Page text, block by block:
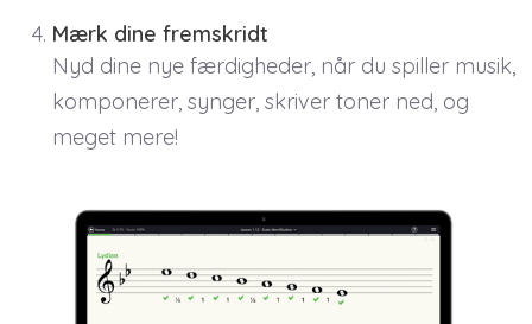
Mærk dine fremskridt
Nyd dine nye færdigheder, når du spiller musik,
komponerer, synger, skriver toner ned, og
meget mere!